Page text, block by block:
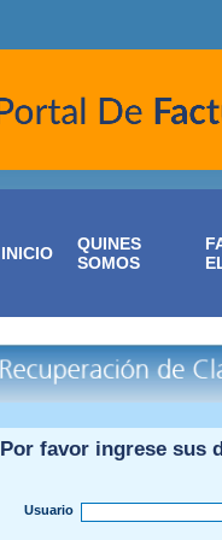
INICIO
QUINES
SOMOS
Por favor ingrese sus
Usuario